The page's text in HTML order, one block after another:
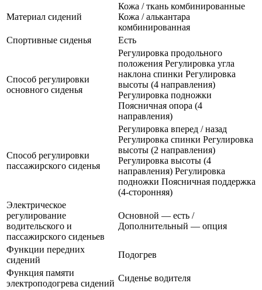
Материал сидений
Кожа / ткань комбинированные
Кожа / алькантара
комбинированная
Спортивные сиденья
Есть
Способ регулировки
основного сиденья
Регулировка продольного
положения Регулировка угла
наклона спинки Регулировка
высоты (4 направления)
Регулировка подножки
Поясничная опора (4
направления)
Способ регулировки
пассажирского сиденья
Регулировка вперед / назад
Регулировка спинки Регулировка
высоты (2 направления)
Регулировка высоты (4
направления) Регулировка
подножки Поясничная поддержка
(4-сторонняя)
Электрическое
регулирование
водительского и
пассажирского сиденьев
Основной — есть /
Дополнительный — опция
Функции передних
сидений
Подогрев
Функция памяти
электроподогрева сидений
Сиденье водителя